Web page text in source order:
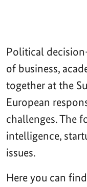
Political
of business,
together at the
European
challenges. The
intelligence,
issues.
Here you can